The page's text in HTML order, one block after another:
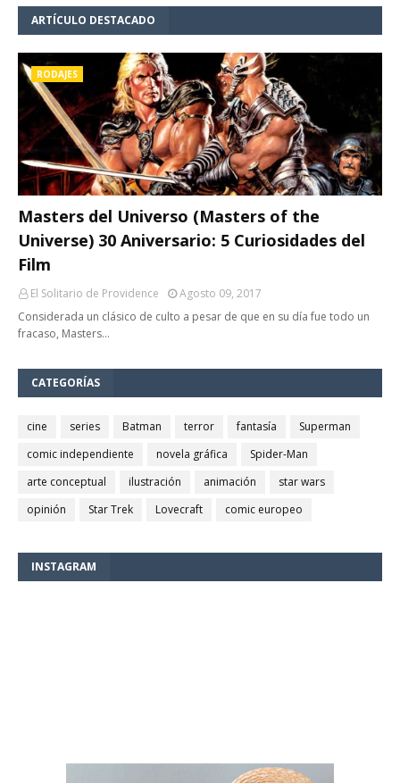
ARTÍCULO DESTACADO
RODAJES
Masters del Universo (Masters of the
Universe) 30 Aniversario: 5 Curiosidades del
Film
El Solitario de Providence
Agosto 09, 2017
Considerada un clásico de culto a pesar de que en su día fue todo un
fracaso, Masters…
CATEGORÍAS
cine series Batman terror fantasía
Superman
comic independiente
novela gráfica
Spider-Man
arte conceptual
ilustración animación
star wars
opinión
Star Trek Lovecraft comic europeo
INSTAGRAM